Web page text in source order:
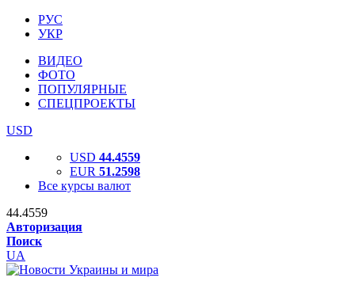
РУС
УКР
ВИДЕО
ФОТО
ПОПУЛЯРНЫЕ
СПЕЦПРОЕКТЫ
USD
USD 44.4559
EUR 51.2598
Все курсы валют
44.4559
Авторизация
Поиск
UA